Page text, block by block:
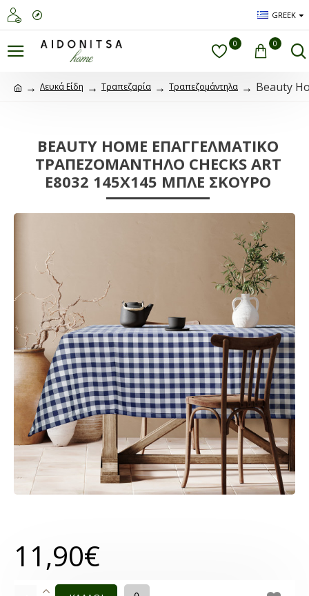
GREEK
0 0
Λευκά Είδη Τραπεζαρία Τραπεζομάντηλα Beauty
BEAUTY HOME ΕΠΑΓΓΕΛΜΑΤΙΚΌ
ΤΡΑΠΕΖΟΜΆΝΤΗΛΟ CHECKS ART
Ε8032 145X145 ΜΠΛΕ ΣΚΟΎΡΟ
11,90€